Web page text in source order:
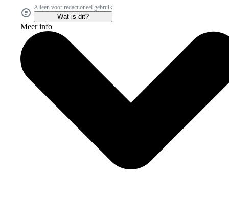
Alleen voor redactioneel gebruik
Wat is dit?
Meer info